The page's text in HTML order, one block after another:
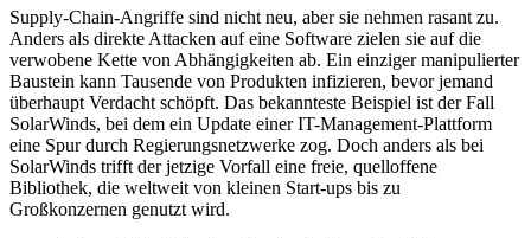
Supply-Chain-Angriffe sind nicht neu, aber sie nehmen rasant zu.
Anders als direkte Attacken auf eine Software zielen sie auf die
verwobene Kette von Abhängigkeiten ab. Ein einziger manipulierter
Baustein kann Tausende von Produkten infizieren, bevor jemand
überhaupt Verdacht schöpft. Das bekannteste Beispiel ist der Fall
SolarWinds, bei dem ein Update einer IT-Management-Plattform
eine Spur durch Regierungsnetzwerke zog. Doch anders als bei
SolarWinds trifft der jetzige Vorfall eine freie, quelloffene
Bibliothek, die weltweit von kleinen Start-ups bis zu
Großkonzernen genutzt wird.